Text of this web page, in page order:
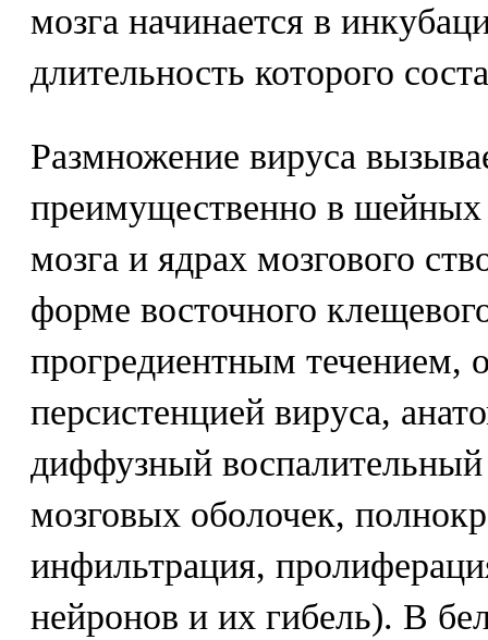
мозга начинается в
длительность которого
Размножение вируса
преимущественно в шейных
мозга и ядрах мозгового
форме восточного
прогредиентным течением,
персистенцией вируса,
диффузный воспалительный
мозговых оболочек,
инфильтрация,
нейронов и их гибель). В